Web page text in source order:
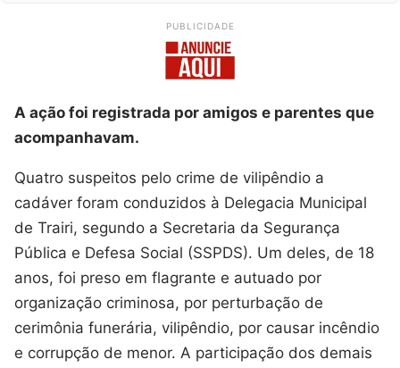
PUBLICIDADE
A ação foi registrada por amigos e parentes que
acompanhavam.
Quatro suspeitos pelo crime de vilipêndio a
cadáver foram conduzidos à Delegacia Municipal
de Trairi, segundo a Secretaria da Segurança
Pública e Defesa Social (SSPDS). Um deles, de 18
anos, foi preso em flagrante e autuado por
organização criminosa, por perturbação de
cerimônia funerária, vilipêndio, por causar incêndio
e corrupção de menor. A participação dos demais